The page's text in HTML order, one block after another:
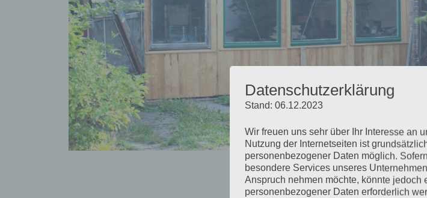
Datenschutzerklärung
Stand: 06.12.2023
Wir freuen uns sehr über Ihr Interesse an
Nutzung der Internetseiten ist
personenbezogener Daten möglich.
besondere Services unseres
Anspruch nehmen möchte, könnte jedoch
personenbezogener Daten erforderlich